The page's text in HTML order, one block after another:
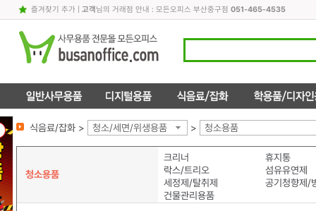
즐겨찾기 추가| 고객님의 거래점 안내 : 모든오피스 부산중구점 051-465-4535
식음료/잡화 > 청소/세면/위생용품 > 청소용품
청소용품
크리너
휴지통
락스/트리오
섬유유연제
세정제/탈취제
공기청향제/
건물관리용품